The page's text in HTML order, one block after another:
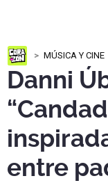
MÚSICA Y CINE
Danni
entre